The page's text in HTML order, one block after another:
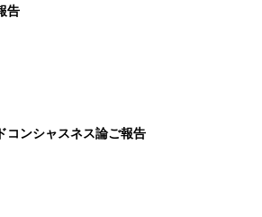
告
コンシャスネス論ご報告